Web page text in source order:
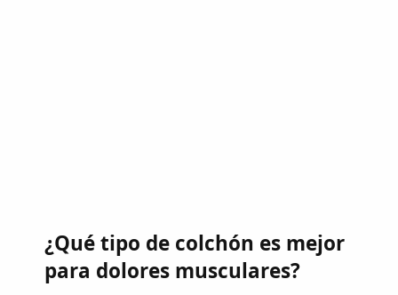
¿Qué tipo de colchón es mejor
para dolores musculares?